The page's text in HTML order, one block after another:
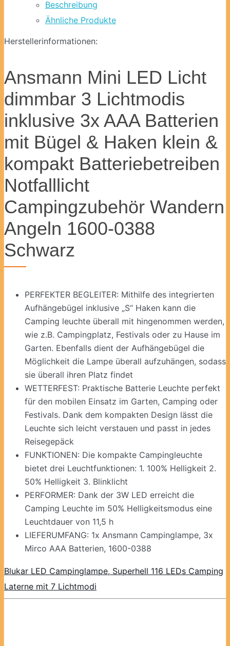
Beschreibung
Ähnliche Produkte
Herstellerinformationen:
Ansmann Mini LED Licht
dimmbar 3 Lichtmodis
inklusive 3x AAA Batterien
mit Bügel & Haken klein &
kompakt Batteriebetreiben
Notfalllicht
Campingzubehör Wandern
Angeln 1600-0388
Schwarz
PERFEKTER BEGLEITER: Mithilfe des integrierten
Aufhängebügel inklusive „S“ Haken kann die
Camping leuchte überall mit hingenommen werden,
wie z.B. Campingplatz, Festivals oder zu Hause im
Garten. Ebenfalls dient der Aufhängebügel die
Möglichkeit die Lampe überall aufzuhängen, sodass
sie überall ihren Platz findet
WETTERFEST: Praktische Batterie Leuchte perfekt
für den mobilen Einsatz im Garten, Camping oder
Festivals. Dank dem kompakten Design lässt die
Leuchte sich leicht verstauen und passt in jedes
Reisegepäck
FUNKTIONEN: Die kompakte Campingleuchte
bietet drei Leuchtfunktionen: 1. 100% Helligkeit 2.
50% Helligkeit 3. Blinklicht
PERFORMER: Dank der 3W LED erreicht die
Camping Leuchte im 50% Helligkeitsmodus eine
Leuchtdauer von 11,5 h
LIEFERUMFANG: 1x Ansmann Campinglampe, 3x
Mirco AAA Batterien, 1600-0388
Blukar LED Campinglampe, Superhell 116 LEDs Camping
Laterne mit 7 Lichtmodi